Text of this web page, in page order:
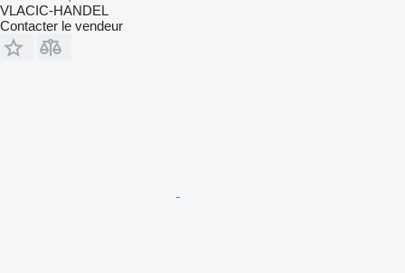
VLACIC-HANDEL
Contacter le vendeur